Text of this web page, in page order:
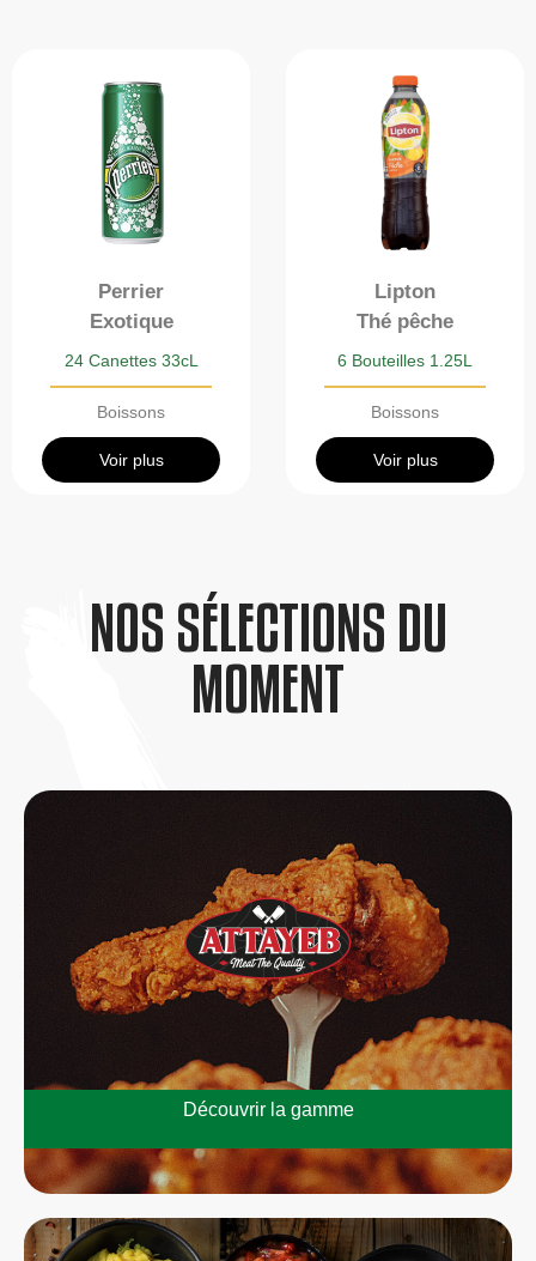
Perrier
Exotique
24 Canettes 33cL
Boissons
Voir plus
Lipton
Thé pêche
6 Bouteilles 1.25L
Boissons
Voir plus
NOS SÉLECTIONS DU
MOMENT
Découvrir la gamme